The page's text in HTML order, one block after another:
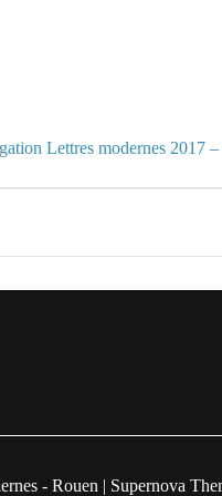
Lettres modernes 2017
- Rouen | Supernova